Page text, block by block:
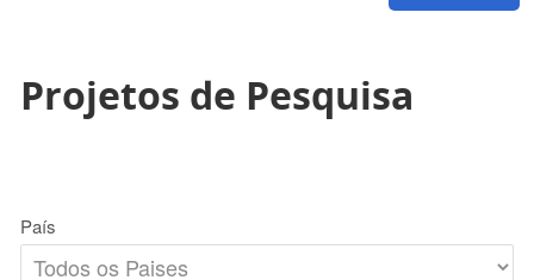
Projetos de Pesquisa
País